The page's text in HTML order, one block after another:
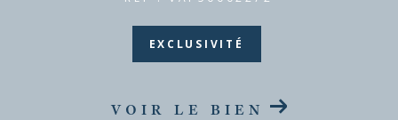
EXCLUSIVITÉ
VOIR LE BIEN